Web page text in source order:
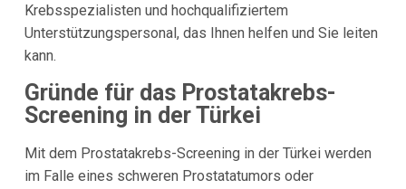
Krebsspezialisten und hochqualifiziertem
Unterstützungspersonal, das Ihnen helfen und Sie leiten
kann.
Gründe für das Prostatakrebs-
Screening in der Türkei
Mit dem Prostatakrebs-Screening in der Türkei werden
im Falle eines schweren Prostatatumors oder